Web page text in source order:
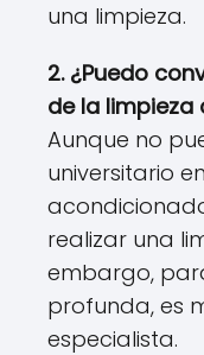
una limpieza.
2. ¿Puedo
de la
Aunque no
universitario
realizar una
embargo,
profunda, es
especialista.